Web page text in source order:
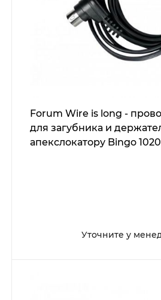
Forum Wire is long -
для загубника и
апекслокатору Bingo
Уточните у